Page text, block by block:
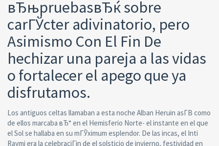
вЂњpruebasвЂќ sobre
carГЎcter adivinatorio, pero
Asimismo Con El Fin De
hechizar una pareja a las vidas
o fortalecer el apego que ya
disfrutamos.
Los antiguos celtas llamaban a esta noche Alban Heruin asГ­В­ como
de ellos marcaba вЂ“ en el Hemisferio Norte- el instante en el que
el Sol se hallaba en su mГЎximum esplendor. De las incas, el Inti
Raymi era la celebraciГіn de el solsticio de invierno, festividad en